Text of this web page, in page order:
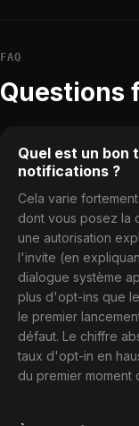
FAQ
Questions
Quel est un bon
notifications ?
Cela varie
dont vous posez la
une autorisation
l'invite (en
dialogue système
plus d'opt-ins que
le premier
défaut. Le chiffre
taux d'opt-in en
du premier moment